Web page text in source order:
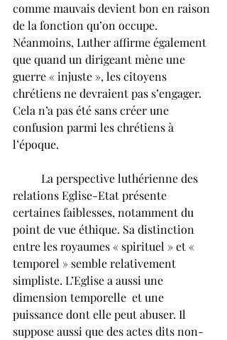
comme mauvais devient bon en raison
de la fonction qu’on occupe.
Néanmoins, Luther affirme également
que quand un dirigeant mène une
guerre « injuste », les citoyens
chrétiens ne devraient pas s’engager.
Cela n’a pas été sans créer une
confusion parmi les chrétiens à
l’époque.
relations Eglise-Etat présente
certaines faiblesses, notamment du
point de vue éthique. Sa distinction
entre les royaumes « spirituel » et «
temporel » semble relativement
simpliste. L’Eglise a aussi une
dimension temporelle  et une
puissance dont elle peut abuser. Il
suppose aussi que des actes dits non-